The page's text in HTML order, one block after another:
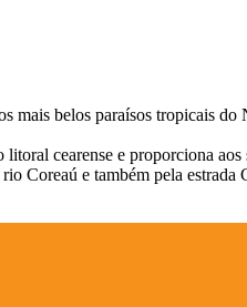
belos paraísos tropicais
cearense e proporciona
Coreaú e também pela estrada